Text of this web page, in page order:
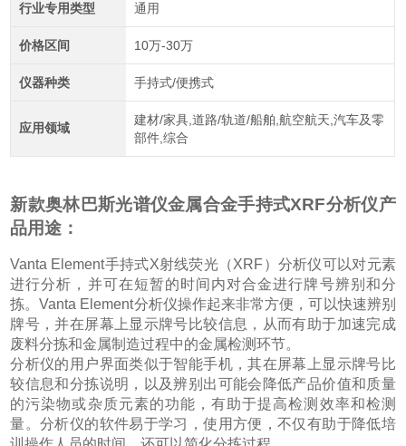
行业专用类型 通用
价格区间 10万-30万
仪器种类 手持式/便携式
应用领域
建材/家具,道路/轨道/船舶,航空航天,汽车及零
部件,综合
新款奥林巴斯光谱仪金属合金手持式XRF分析仪产
品用途：
Vanta Element手持式X射线荧光（XRF ）分析仪可以对元素
进行分析，并可在短暂的时间内对合金进行牌号辨别和分
拣。Vanta Element分析仪操作起来非常方便，可以快速辨别
牌号，并在屏幕上显示牌号比较信息，从而有助于加速完成
废料分拣和金属制造过程中的金属检测环节。
分析仪的用户界面类似于智能手机，其在屏幕上显示牌号比
较信息和分拣说明，以及辨别出可能会降低产品价值和质量
的污染物或杂质元素的功能，有助于提高检测效率和检测
量。分析仪的软件易于学习，使用方便，不仅有助于降低培